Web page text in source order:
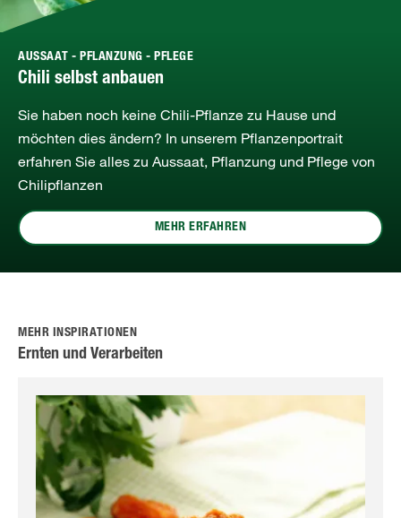
AUSSAAT - PFLANZUNG - PFLEGE
Chili selbst anbauen
Sie haben noch keine Chili-Pflanze zu Hause und
möchten dies ändern? In unserem Pflanzenportrait
erfahren Sie alles zu Aussaat, Pflanzung und Pflege von
Chilipflanzen
MEHR ERFAHREN
MEHR INSPIRATIONEN
Ernten und Verarbeiten